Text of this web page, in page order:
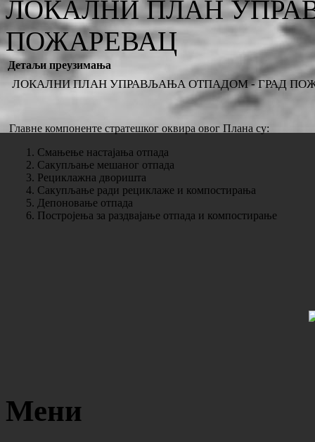
ЛОКАЛНИ ПЛАН
ПОЖАРЕВАЦ
Детаљи преузимања
ЛОКАЛНИ ПЛАН УПРАВЉАЊА ОТПАДОМ - ГРАД
Главне компоненте стратешког оквира овог Плана су:
Смањење настајања отпада
Сакупљање мешаног отпада
Рециклажна дворишта
Сакупљање ради рециклаже и компостирања
Депоновање отпада
Постројења за раздвајање отпада и компостирање
Мени